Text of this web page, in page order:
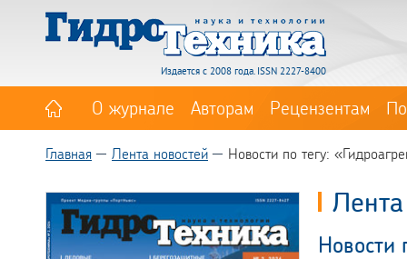
Издается с 2008 года. ISSN 2227-8400
О журнале Авторам Рецензентам
Главная Лента новостей Новости по тегу:
Новости